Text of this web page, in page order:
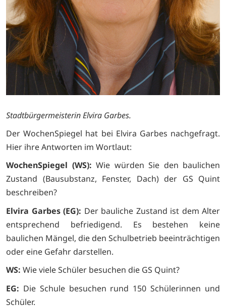
Stadtbürgermeisterin Elvira Garbes.
Der WochenSpiegel hat bei Elvira Garbes nachgefragt.
Hier ihre Antworten im Wortlaut:
WochenSpiegel (WS): Wie würden Sie den baulichen
Zustand (Bausubstanz, Fenster, Dach) der GS Quint
beschreiben?
Elvira Garbes (EG): Der bauliche Zustand ist dem Alter
entsprechend befriedigend. Es bestehen keine
baulichen Mängel, die den Schulbetrieb beeinträchtigen
oder eine Gefahr darstellen.
WS: Wie viele Schüler besuchen die GS Quint?
EG: Die Schule besuchen rund 150 Schülerinnen und
Schüler.